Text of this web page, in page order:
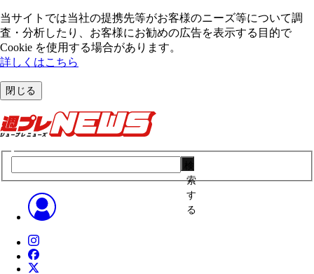
当サイトでは当社の提携先等がお客様のニーズ等について調
査・分析したり、お客様にお勧めの広告を表⽰する⽬的で
Cookie を使⽤する場合があります。
詳しくはこちら
閉じる
索
す
る